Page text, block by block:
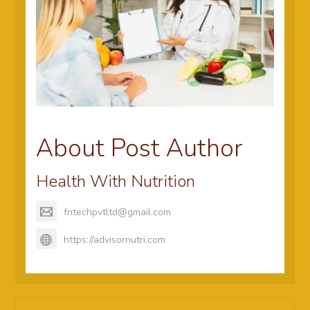
About Post Author
Health With Nutrition
fntechpvtltd@gmail.com
https://advisornutri.com